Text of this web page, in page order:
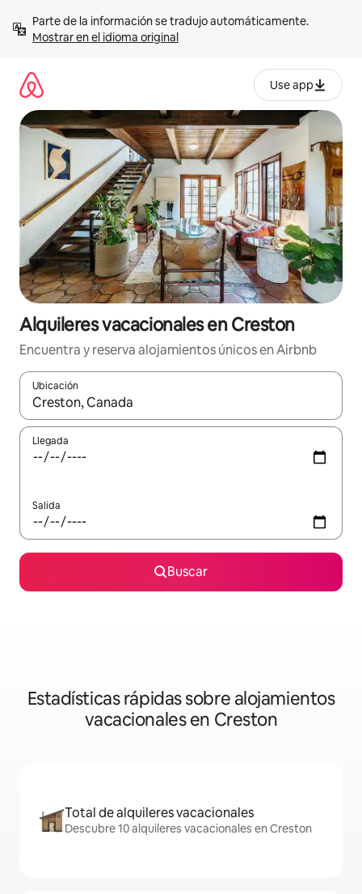
contenidoMostrar en el idioma original
Use app
Alquileres vacacionales en Creston
Encuentra y reserva alojamientos únicos en Airbnb
Ubicación
Cuando los resultados estén disponibles, navega con las
Llegada
Salida
Buscar
Estadísticas rápidas sobre alojamientos
vacacionales en Creston
Total de alquileres vacacionales
Descubre 10 alquileres vacacionales en Creston